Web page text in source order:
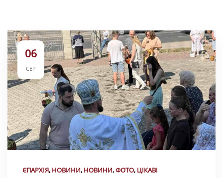
06
СЕР
ЄПАРХІЯ, НОВИНИ, НОВИНИ,ФОТО, ЦІКАВІ